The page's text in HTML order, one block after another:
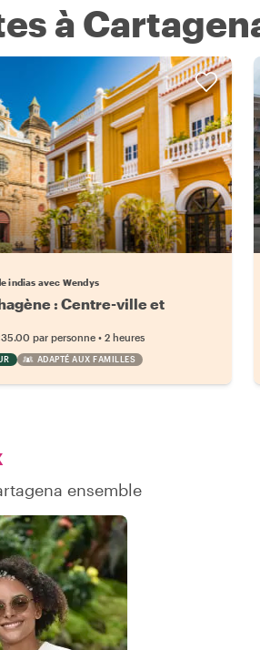
à
indias avec Wendys
: Centre-ville et
par personne •2 heures
ADAPTÉ AUX FAMILLES
ensemble